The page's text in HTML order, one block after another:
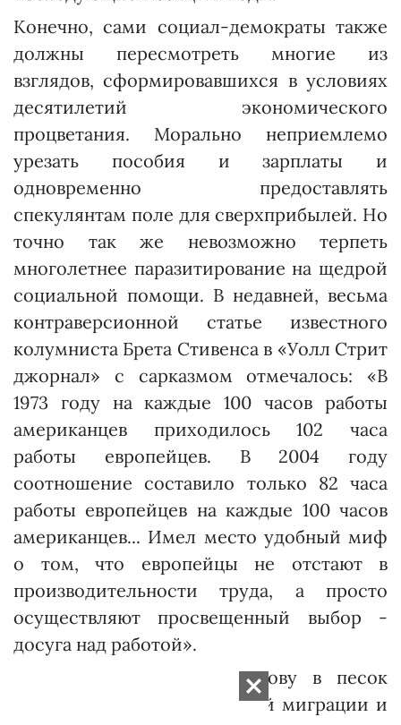
Конечно, сами социал-демократы также
должны пересмот­реть многие из
взглядов, сформировавшихся в условиях
десятилетий экономического
процветания. Морально неприемлемо
урезать пособия и зарплаты и
одновременно предоставлять
спекулянтам поле для сверхприбылей. Но
точно так же невозможно терпеть
многолетнее паразитирование на щед­рой
социальной помощи. В недавней, весьма
контраверсионной статье известного
колумниста Брета Стивенса в «Уолл Стрит
джорнал» с сарказмом отмечалось: «В
1973 году на каждые 100 часов работы
американцев приходилось 102 часа
работы европейцев. В 2004 году
соотношение составило только 82 ча­са
работы европейцев на каждые 100 часов
американцев... Имел место удобный миф
о том, что европейцы не отстают в
производительности труда, а просто
осуществляют просвещенный выбор -
досуга над работой».
Нельзя далее прятать голову в песок
перед проблемами растущей миграции и